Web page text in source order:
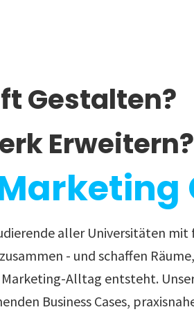
Gestalten?
Erweitern?
aller Universitäten mit
- und schaffen
Alltag entsteht.
Business Cases,